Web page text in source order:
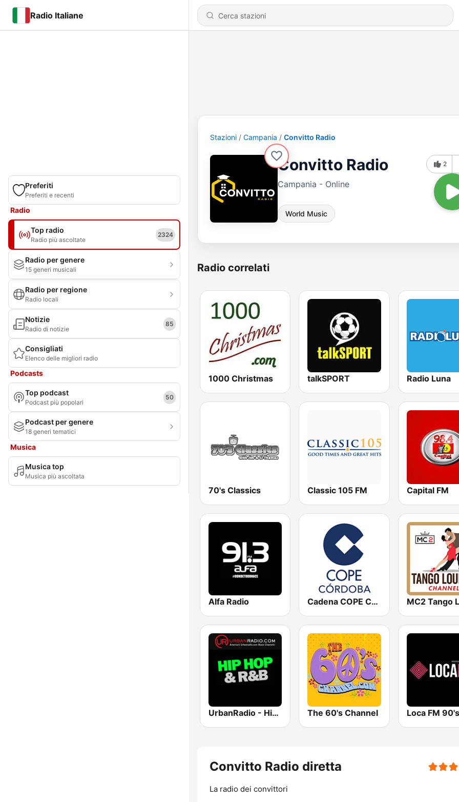
Radio Italiane
Preferiti
Preferiti e recenti
Radio
Top radio
Radio più ascoltate
2324
Radio per genere
15 generi musicali
Radio per regione
Radio locali
Notizie
Radio di notizie
85
Consigliati
Elenco delle migliori radio
Podcasts
Top podcast
Podcast più popolari
50
Podcast per genere
18 generi tematici
Musica
Musica top
Musica più ascoltata
Stazioni Campania Convitto Radio
Convitto Radio
Campania - Online
World Music
2
Radio correlati
1000 Christmas talkSPORT Radio Luna
70's Classics Classic 105 FM Capital FM
Alfa Radio Cadena COPE Córdoba
UrbanRadio - Hip Hop & RnB The 60's Channel Loca FM 90's
Convitto Radio diretta
La radio dei convittori